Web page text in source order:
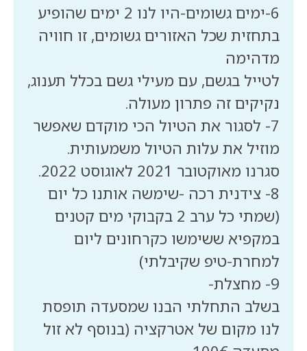
6-ימים גשומים-היו לנו 2 ימים שהופיע
בתחזית שכל האזורים גשומים, זו חוויה
לטייל בגשם, עם מעילי גשם בכלל תענוג,
7- לסגור את הטיול הכי מוקדם שאפשר
8- צידנית רכה -שימשה אותנו כל יום
(שמתי כל ערב 2 בקבוקי מים קטנים
במקפיא ששימשו כקרחונים ליום
בשלב התחלתי הבנו שמסעדה תופסת
לנו מקום של אטרקציה (בנוסף לא זול